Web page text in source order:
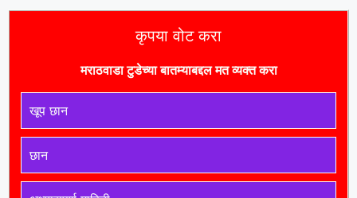
कृपया वोट करा
मराठवाडा टुडेच्या बातम्याबद्दल मत व्यक्त करा
खूप छान
छान